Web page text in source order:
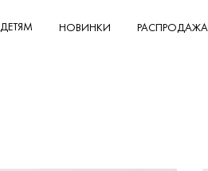
ДЕТЯМ НОВИНКИ РАСПРОДАЖА